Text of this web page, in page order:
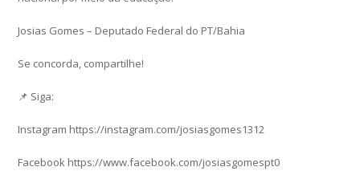
Josias Gomes – Deputado Federal do PT/Bahia
Se concorda, compartilhe!
📌 Siga:
Instagram https://instagram.com/josiasgomes1312
Facebook https://www.facebook.com/josiasgomespt0